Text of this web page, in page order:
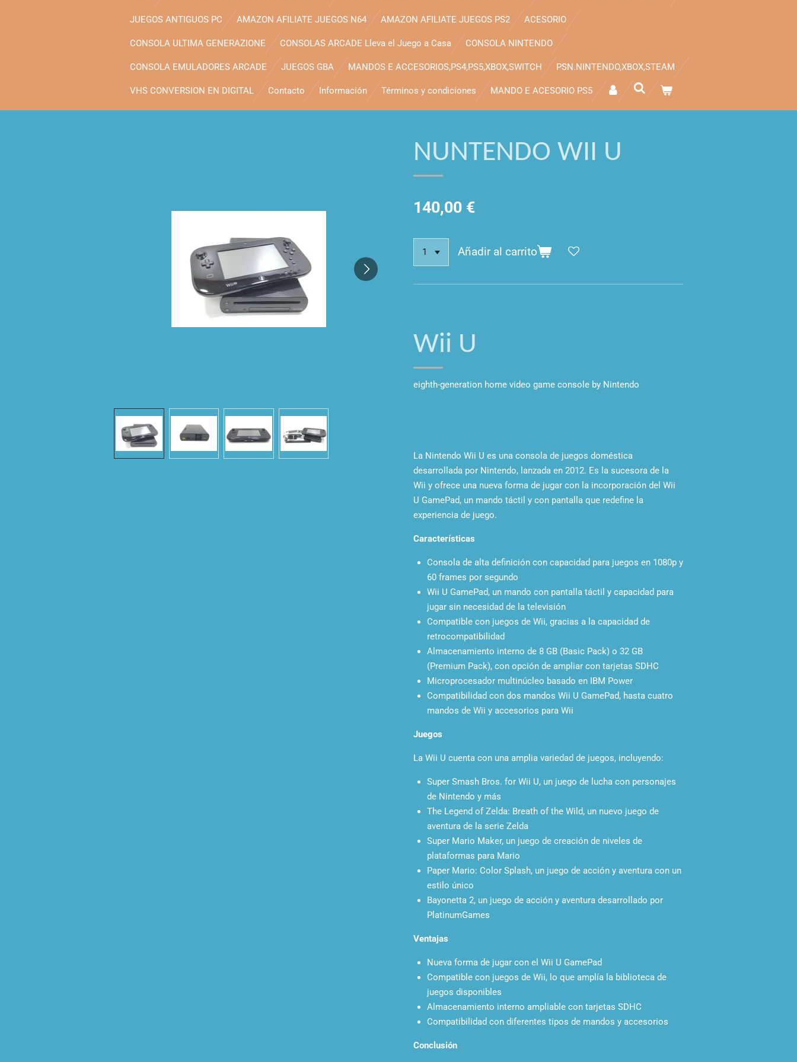
JUEGOS ANTIGUOS PC AMAZON AFILIATE JUEGOS N64 AMAZON AFILIATE JUEGOS PS2 ACESORIO
CONSOLA ULTIMA GENERAZIONE CONSOLAS ARCADE Lleva el Juego a Casa CONSOLA NINTENDO
CONSOLA EMULADORES ARCADE JUEGOS GBA MANDOS E ACCESORIOS,PS4,PS5,XBOX,SWITCH PSN.NINTENDO,XBOX,STEAM
VHS CONVERSION EN DIGITAL Contacto Información Términos y condiciones MANDO E ACESORIO PS5
NUNTENDO WII U
140,00 €
Añadir al carrito
Wii U
eighth-generation home video game console by Nintendo
La Nintendo Wii U es una consola de juegos doméstica
desarrollada por Nintendo, lanzada en 2012. Es la sucesora de la
Wii y ofrece una nueva forma de jugar con la incorporación del Wii
U GamePad, un mando táctil y con pantalla que redefine la
experiencia de juego.
Características
Consola de alta definición con capacidad para juegos en 1080p y
60 frames por segundo
Wii U GamePad, un mando con pantalla táctil y capacidad para
jugar sin necesidad de la televisión
Compatible con juegos de Wii, gracias a la capacidad de
retrocompatibilidad
Almacenamiento interno de 8 GB (Basic Pack) o 32 GB
(Premium Pack), con opción de ampliar con tarjetas SDHC
Microprocesador multinúcleo basado en IBM Power
Compatibilidad con dos mandos Wii U GamePad, hasta cuatro
mandos de Wii y accesorios para Wii
Juegos
La Wii U cuenta con una amplia variedad de juegos, incluyendo:
Super Smash Bros. for Wii U, un juego de lucha con personajes
de Nintendo y más
The Legend of Zelda: Breath of the Wild, un nuevo juego de
aventura de la serie Zelda
Super Mario Maker, un juego de creación de niveles de
plataformas para Mario
Paper Mario: Color Splash, un juego de acción y aventura con un
estilo único
Bayonetta 2, un juego de acción y aventura desarrollado por
PlatinumGames
Ventajas
Nueva forma de jugar con el Wii U GamePad
Compatible con juegos de Wii, lo que amplía la biblioteca de
juegos disponibles
Almacenamiento interno ampliable con tarjetas SDHC
Compatibilidad con diferentes tipos de mandos y accesorios
Conclusión